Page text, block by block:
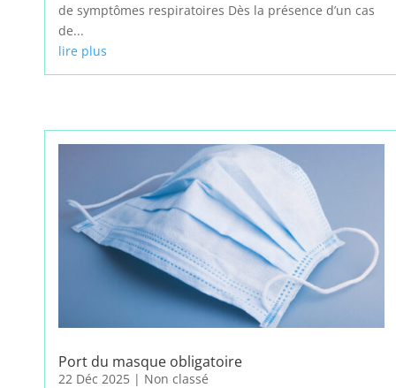
de symptômes respiratoires Dès la présence d’un cas
de...
lire plus
Port du masque obligatoire
22 Déc 2025 | Non classé